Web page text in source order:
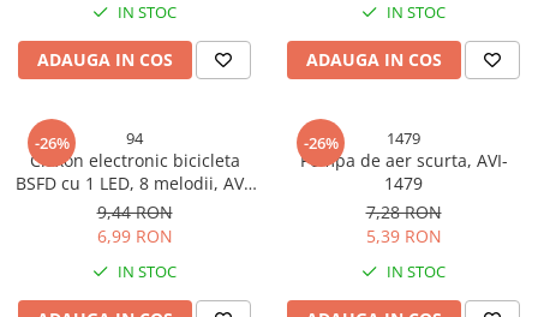
IN STOC
ADAUGA IN COS
IN STOC
ADAUGA IN COS
-26% 94
Claxon electronic bicicleta
BSFD cu 1 LED, 8 melodii, AVI-
94
9,44 RON
6,99 RON
IN STOC
-26% 1479
Pompa de aer scurta, AVI-
1479
7,28 RON
5,39 RON
IN STOC